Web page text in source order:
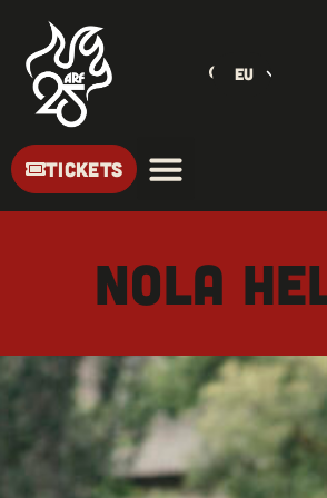
EU
TICKETS
NOLA